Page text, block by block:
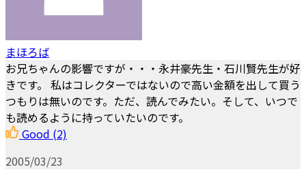
まほろば
お兄ちゃんの影響ですが・・・永井豪先生・石川賢先生が好
きです。 私はコレクターではないので高い金額を出して買う
つもりは無いのです。ただ、読んでみたい。そして、いつで
も読めるように持っていたいのです。
Good (2)
2005/03/23